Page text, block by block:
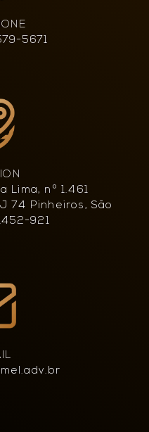
5671
Lima, nº 1.461
74 Pinheiros, São
921